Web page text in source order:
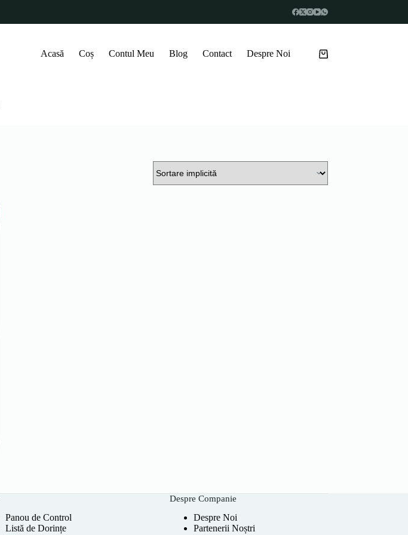
Acasă Coș Contul Meu Blog Contact Despre Noi
Coș
Panou de Control
Listă de Dorințe
Despre Companie
Despre Noi
Partenerii Noștri